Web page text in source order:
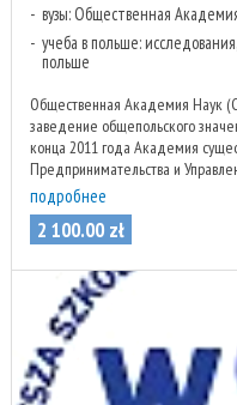
вузы: Общественная
учеба в польше:
польше
Общественная Академия Наук
заведение общепольского
конца 2011 года Академия
Предпринимательства и
подробнее
2 100.00 zł